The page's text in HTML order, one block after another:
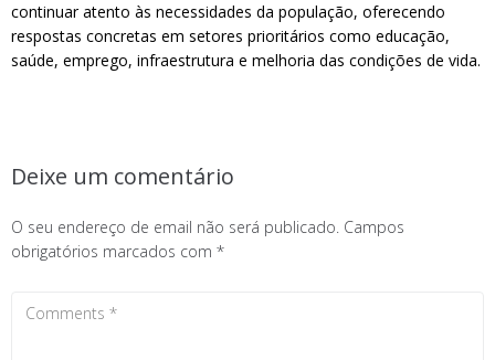
continuar atento às necessidades da população, oferecendo
respostas concretas em setores prioritários como educação,
saúde, emprego, infraestrutura e melhoria das condições de vida.
Deixe um comentário
O seu endereço de email não será publicado. Campos
obrigatórios marcados com *